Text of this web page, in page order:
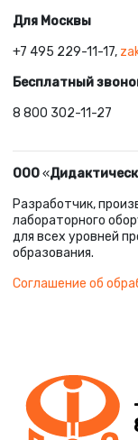
Для Москвы
+7 495 229-11-17,
Бесплатный
8 800 302-11-27
ООО«
Разработчик,
лабораторного
для всех уровней
образования.
Соглашение об